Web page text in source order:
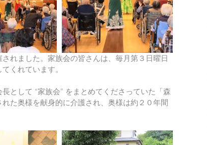
れました。家族会の皆さんは、毎月第３日曜日
くれています。
として “家族会” をまとめてくださっていた「森
た奥様を献身的に介護され、奥様は約２０年間